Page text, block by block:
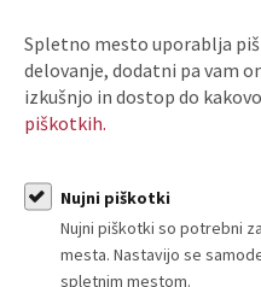
Zaposlitev
Politika zasebnosti
Kodeks za zmanjšanje prodaje
Članstvo
Zakaj postati član?
Lestvica za določitev članarine
Spletno mesto uporablja
delovanje, dodatni pa vam
izkušnjo in dostop do
piškotkih.
Nujni piškotki
Nujni piškotki so potrebni
mesta. Nastavijo se
spletnim mestom.